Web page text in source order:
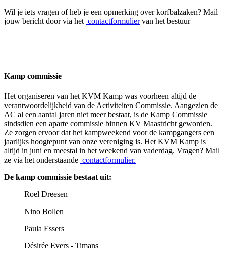
Wil je iets vragen of heb je een opmerking over korfbalzaken? Mail
jouw bericht door via het contactformuliervan het bestuur
Kamp commissie
Het organiseren van het KVM Kamp was voorheen altijd de
verantwoordelijkheid van de Activiteiten Commissie. Aangezien de
AC al een aantal jaren niet meer bestaat, is de Kamp Commissie
sindsdien een aparte commissie binnen KV Maastricht geworden.
Ze zorgen ervoor dat het kampweekend voor de kampgangers een
jaarlijks hoogtepunt van onze vereniging is. Het KVM Kamp is
altijd in juni en meestal in het weekend van vaderdag. Vragen? Mail
ze via het onderstaande contactformulier.
De kamp commissie bestaat uit:
Roel Dreesen
Nino Bollen
Paula Essers
Désirée Evers - Timans